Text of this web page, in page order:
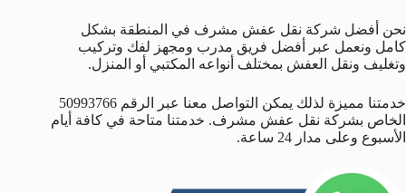
نحن أفضل شركة نقل عفش مشرف في المنطقة بشكل
كامل ونعمل عبر أفضل فريق مدرب ومجهز لفك وتركيب
وتغليف ونقل العفش بمختلف أنواعه المكتبي أو المنزل.
خدمتنا مميزة لذلك يمكن التواصل معنا عبر الرقم 50993766
الخاص بشركة نقل عفش مشرف. خدمتنا متاحة في كافة أيام
الأسبوع وعلى مدار 24 ساعة.